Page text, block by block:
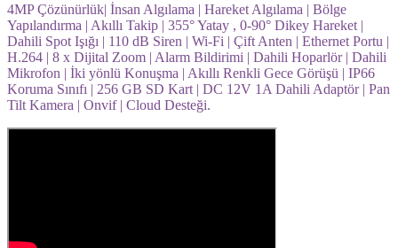
4MP Çözünürlük| İnsan Algılama | Hareket Algılama | Bölge
Yapılandırma | Akıllı Takip | 355° Yatay , 0-90° Dikey Hareket |
Dahili Spot Işığı | 110 dB Siren | Wi-Fi | Çift Anten | Ethernet Portu |
H.264 | 8 x Dijital Zoom | Alarm Bildirimi | Dahili Hoparlör | Dahili
Mikrofon | İki yönlü Konuşma | Akıllı Renkli Gece Görüşü | IP66
Koruma Sınıfı | 256 GB SD Kart | DC 12V 1A Dahili Adaptör | Pan
Tilt Kamera | Onvif | Cloud Desteği.